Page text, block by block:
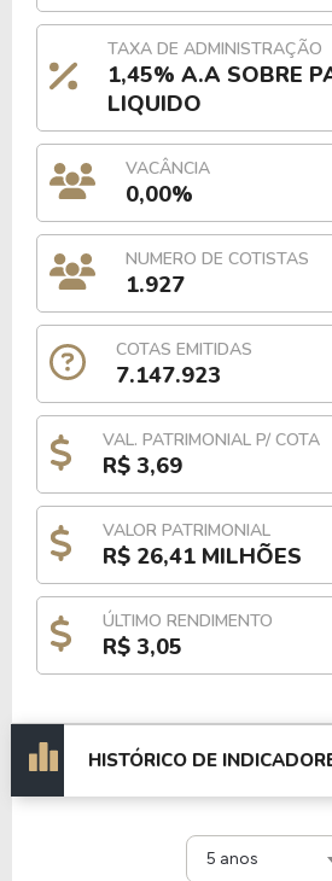
TAXA DE ADMINISTRAÇÃO
1,45% A.A SOBRE
LIQUIDO
VACÂNCIA
0,00%
NUMERO DE COTISTAS
1.927
COTAS EMITIDAS
7.147.923
VAL. PATRIMONIAL P/ COTA
R$ 3,69
VALOR PATRIMONIAL
R$ 26,41 MILHÕES
ÚLTIMO RENDIMENTO
R$ 3,05
HISTÓRICO DE
5 anos